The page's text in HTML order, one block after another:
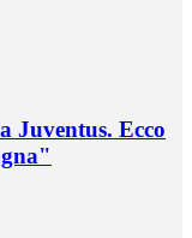
Juventus. Ecco